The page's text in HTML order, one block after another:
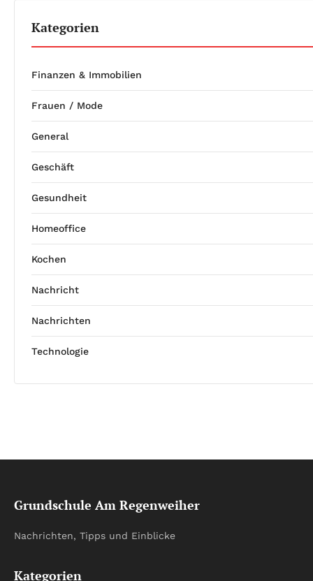
Kategorien
Finanzen & Immobilien
Frauen / Mode
General
Geschäft
Gesundheit
Homeoffice
Kochen
Nachricht
Nachrichten
Technologie
Grundschule Am Regenweiher
Nachrichten, Tipps und Einblicke
Kategorien